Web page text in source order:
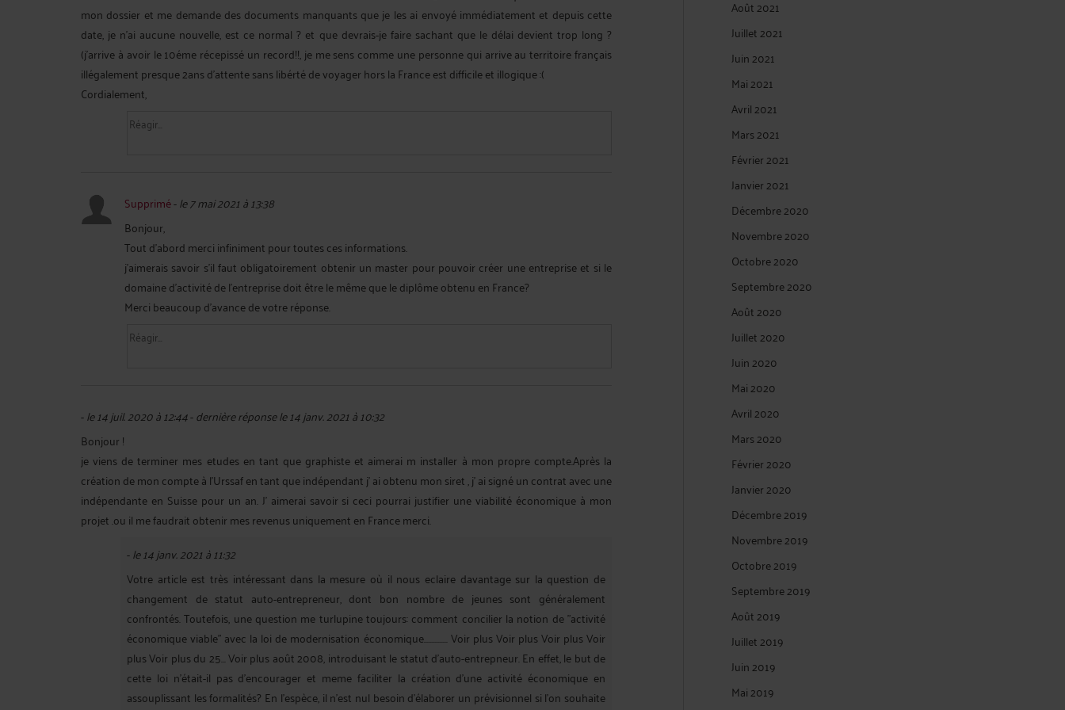
mon dossier et me demande des documents manquants que je les ai envoyé immédiatement et depuis cette
date, je n'ai aucune nouvelle, est ce normal ? et que devrais-je faire sachant que le délai devient trop long ?
(j'arrive à avoir le 10éme récepissé un record!!, je me sens comme une personne qui arrive au territoire français
illégalement presque 2ans d'attente sans libérté de voyager hors la France est difficile et illogique :(
Cordialement,
Supprimé-le 7 mai 2021 à 13:38
Bonjour,
Tout d'abord merci infiniment pour toutes ces informations.
j'aimerais savoir s'il faut obligatoirement obtenir un master pour pouvoir créer une entreprise et si le
domaine d'activité de l'entreprise doit être le même que le diplôme obtenu en France?
Merci beaucoup d'avance de votre réponse.
-le 14 juil. 2020 à 12:44-dernière réponse le 14 janv. 2021 à 10:32
Bonjour !
je viens de terminer mes etudes en tant que graphiste et aimerai m installer à mon propre compte.Après la
création de mon compte à l'Urssaf en tant que indépendant j' ai obtenu mon siret , j' ai signé un contrat avec une
indépendante en Suisse pour un an. J' aimerai savoir si ceci pourrai justifier une viabilité économique à mon
projet .ou il me faudrait obtenir mes revenus uniquement en France merci.
-le 14 janv. 2021 à 11:32
Votre article est très intéressant dans la mesure où il nous eclaire davantage sur la question de
changement de statut auto-entrepreneur, dont bon nombre de jeunes sont généralement
confrontés. Toutefois, une question me turlupine toujours: comment concilier la notion de "activité
économique viable" avec la loi de modernisation économique............... Voir plus Voir plus Voir plus Voir
plus Voir plus du 25... Voir plus août 2008, introduisant le statut d'auto-entrepneur. En effet, le but de
cette loi n'était-il pas d'encourager et meme faciliter la création d'une activité économique en
assouplissant les formalités? En l'espèce, il n'est nul besoin d'élaborer un prévisionnel si l'on souhaite
Août 2021
Juillet 2021
Juin 2021
Mai 2021
Avril 2021
Mars 2021
Février 2021
Janvier 2021
Décembre 2020
Novembre 2020
Octobre 2020
Septembre 2020
Août 2020
Juillet 2020
Juin 2020
Mai 2020
Avril 2020
Mars 2020
Février 2020
Janvier 2020
Décembre 2019
Novembre 2019
Octobre 2019
Septembre 2019
Août 2019
Juillet 2019
Juin 2019
Mai 2019